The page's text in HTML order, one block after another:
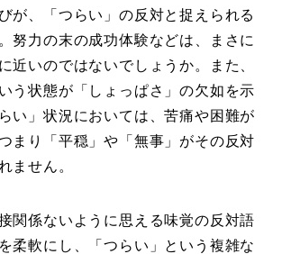
が、「つらい」の反対と捉えられる
努力の末の成功体験などは、まさに
近いのではないでしょうか。また、
う状態が「しょっぱさ」の欠如を示
い」状況においては、苦痛や困難が
まり「平穏」や「無事」がその反対
ません。
関係ないように思える味覚の反対語
柔軟にし、「つらい」という複雑な